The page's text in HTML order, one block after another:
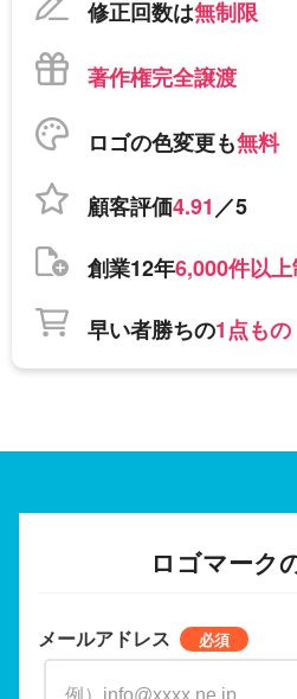
修正回数は無制限
著作権完全譲渡
ロゴの色変更も無料
顧客評価4.91／5
創業12年6,000件以
早い者勝ちの1点もの
ロゴマーク
メールアドレス